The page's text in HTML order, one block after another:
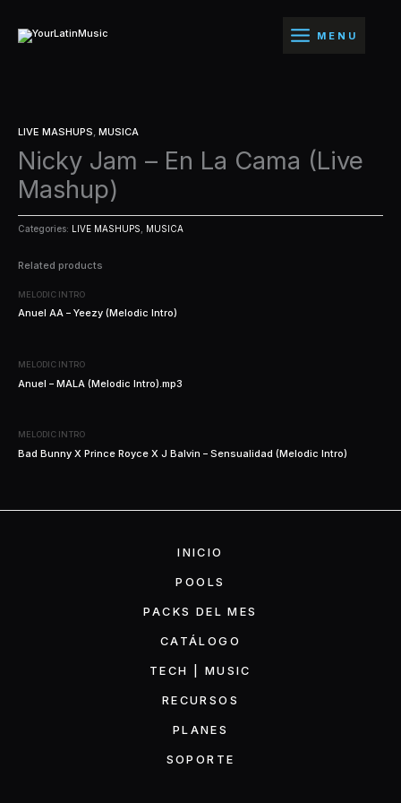
contenido
MENU
LIVE MASHUPS, MUSICA
Nicky Jam – En La Cama (Live
Mashup)
Categories: LIVE MASHUPS, MUSICA
Related products
MELODIC INTRO
Anuel AA – Yeezy (Melodic Intro)
MELODIC INTRO
Anuel – MALA (Melodic Intro).mp3
MELODIC INTRO
Bad Bunny X Prince Royce X J Balvin – Sensualidad (Melodic Intro)
INICIO
POOLS
PACKS DEL MES
CATÁLOGO
TECH | MUSIC
RECURSOS
PLANES
SOPORTE